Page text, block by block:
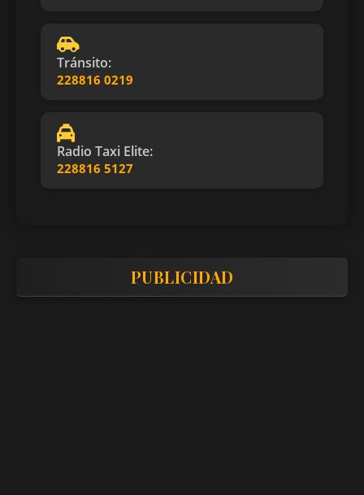
Tránsito:
228816 0219
Radio Taxi Elite:
228816 5127
PUBLICIDAD